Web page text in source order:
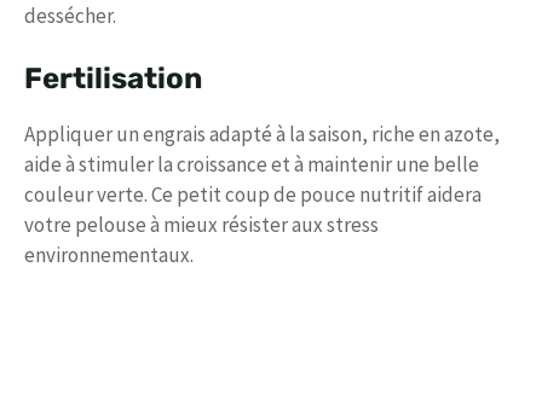
dessécher.
Fertilisation
Appliquer un engrais adapté à la saison, riche en azote,
aide à stimuler la croissance et à maintenir une belle
couleur verte. Ce petit coup de pouce nutritif aidera
votre pelouse à mieux résister aux stress
environnementaux.